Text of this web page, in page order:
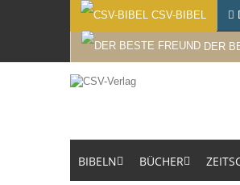
CSV-BIBEL
DER
BIBELN BÜCHER